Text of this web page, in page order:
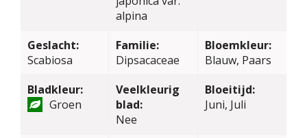
alpina
Geslacht:
Scabiosa
Familie:
Dipsacaceae
Bloemkleur:
Blauw, Paars
Bladkleur:
Groen
Veelkleurig
blad:
Nee
Bloeitijd:
Juni, Juli